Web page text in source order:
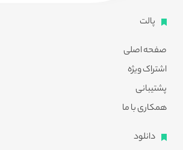
پالت
صفحه اصلی
اشتراک ویژه
پشتیبانی
همکاری با ما
دانلود